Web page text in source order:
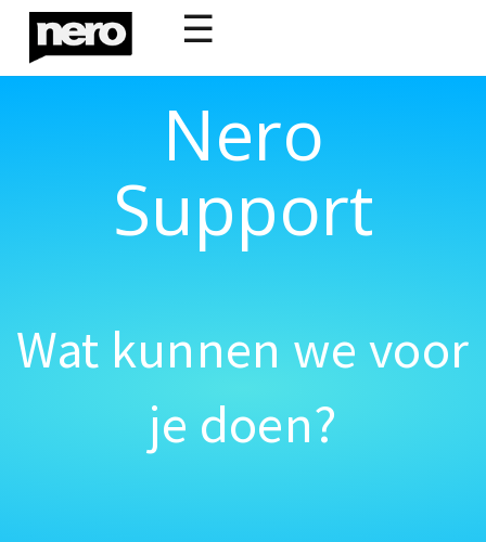
☰
Nero
Support
Wat kunnen we voor
je doen?